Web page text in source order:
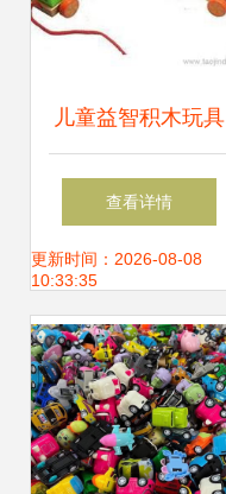
儿童益智积木玩具
供应信息 儿童益智
积木玩具批发 儿童
益智积木玩具价格
找儿童益智积木玩
具产品上
查看详情
更新时间：2026-08-08
10:33:35